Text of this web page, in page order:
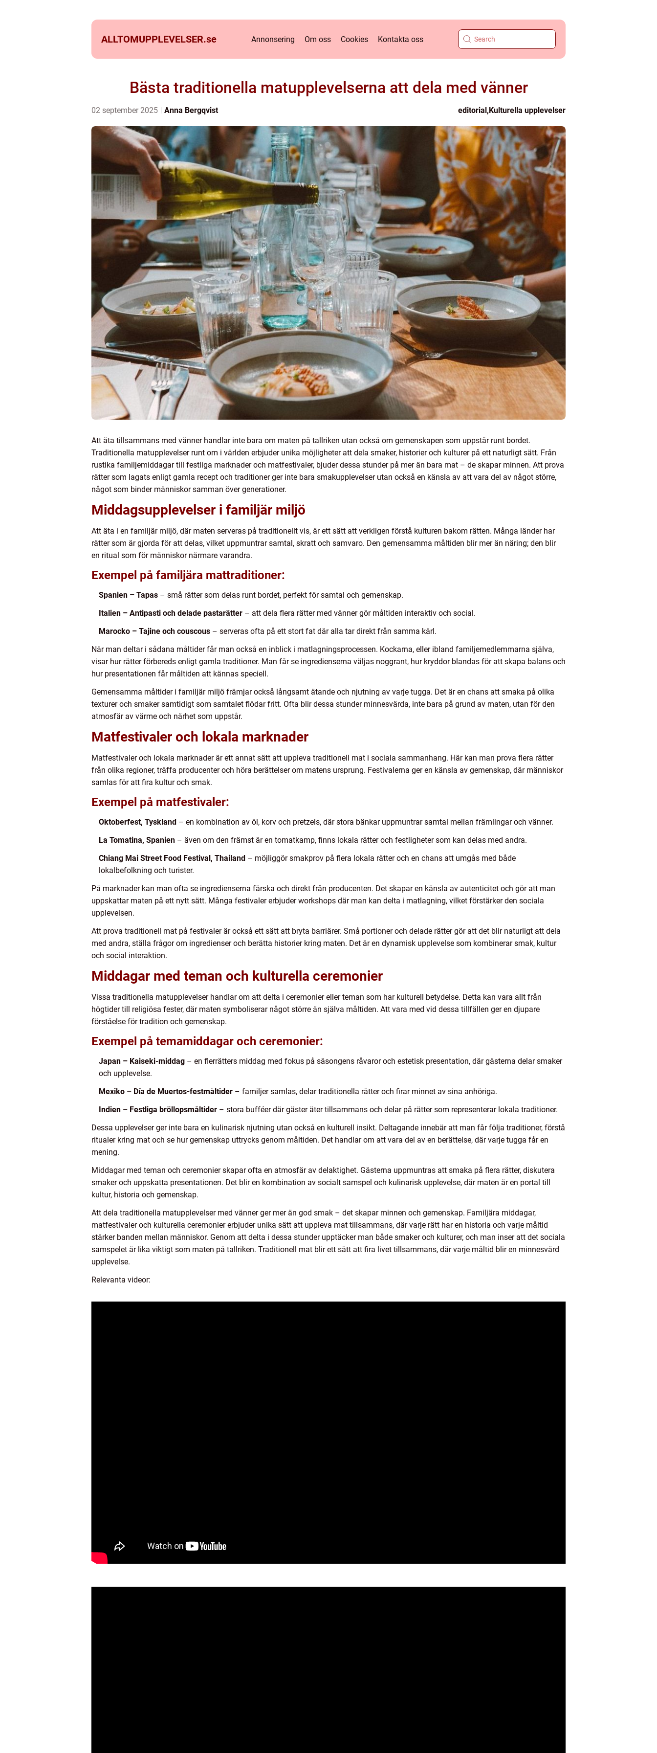
ALLTOMUPPLEVELSER.se Annonsering Om oss Cookies Kontakta oss
Bästa traditionella matupplevelserna att dela med vänner
02 september 2025 Anna Bergqvist editorial,Kulturella upplevelser
Att äta tillsammans med vänner handlar inte bara om maten på tallriken utan också om gemenskapen som uppstår runt bordet.
Traditionella matupplevelser runt om i världen erbjuder unika möjligheter att dela smaker, historier och kulturer på ett naturligt sätt. Från
rustika familjemiddagar till festliga marknader och matfestivaler, bjuder dessa stunder på mer än bara mat – de skapar minnen. Att prova
rätter som lagats enligt gamla recept och traditioner ger inte bara smakupplevelser utan också en känsla av att vara del av något större,
något som binder människor samman över generationer.
Middagsupplevelser i familjär miljö
Att äta i en familjär miljö, där maten serveras på traditionellt vis, är ett sätt att verkligen förstå kulturen bakom rätten. Många länder har
rätter som är gjorda för att delas, vilket uppmuntrar samtal, skratt och samvaro. Den gemensamma måltiden blir mer än näring; den blir
en ritual som för människor närmare varandra.
Exempel på familjära mattraditioner:
Spanien – Tapas – små rätter som delas runt bordet, perfekt för samtal och gemenskap.
Italien – Antipasti och delade pastarätter – att dela flera rätter med vänner gör måltiden interaktiv och social.
Marocko – Tajine och couscous – serveras ofta på ett stort fat där alla tar direkt från samma kärl.
När man deltar i sådana måltider får man också en inblick i matlagningsprocessen. Kockarna, eller ibland familjemedlemmarna själva,
visar hur rätter förbereds enligt gamla traditioner. Man får se ingredienserna väljas noggrant, hur kryddor blandas för att skapa balans och
hur presentationen får måltiden att kännas speciell.
Gemensamma måltider i familjär miljö främjar också långsamt ätande och njutning av varje tugga. Det är en chans att smaka på olika
texturer och smaker samtidigt som samtalet flödar fritt. Ofta blir dessa stunder minnesvärda, inte bara på grund av maten, utan för den
atmosfär av värme och närhet som uppstår.
Matfestivaler och lokala marknader
Matfestivaler och lokala marknader är ett annat sätt att uppleva traditionell mat i sociala sammanhang. Här kan man prova flera rätter
från olika regioner, träffa producenter och höra berättelser om matens ursprung. Festivalerna ger en känsla av gemenskap, där människor
samlas för att fira kultur och smak.
Exempel på matfestivaler:
Oktoberfest, Tyskland – en kombination av öl, korv och pretzels, där stora bänkar uppmuntrar samtal mellan främlingar och vänner.
La Tomatina, Spanien – även om den främst är en tomatkamp, finns lokala rätter och festligheter som kan delas med andra.
Chiang Mai Street Food Festival, Thailand – möjliggör smakprov på flera lokala rätter och en chans att umgås med både
lokalbefolkning och turister.
På marknader kan man ofta se ingredienserna färska och direkt från producenten. Det skapar en känsla av autenticitet och gör att man
uppskattar maten på ett nytt sätt. Många festivaler erbjuder workshops där man kan delta i matlagning, vilket förstärker den sociala
upplevelsen.
Att prova traditionell mat på festivaler är också ett sätt att bryta barriärer. Små portioner och delade rätter gör att det blir naturligt att dela
med andra, ställa frågor om ingredienser och berätta historier kring maten. Det är en dynamisk upplevelse som kombinerar smak, kultur
och social interaktion.
Middagar med teman och kulturella ceremonier
Vissa traditionella matupplevelser handlar om att delta i ceremonier eller teman som har kulturell betydelse. Detta kan vara allt från
högtider till religiösa fester, där maten symboliserar något större än själva måltiden. Att vara med vid dessa tillfällen ger en djupare
förståelse för tradition och gemenskap.
Exempel på temamiddagar och ceremonier:
Japan – Kaiseki-middag – en flerrätters middag med fokus på säsongens råvaror och estetisk presentation, där gästerna delar smaker
och upplevelse.
Mexiko – Día de Muertos-festmåltider – familjer samlas, delar traditionella rätter och firar minnet av sina anhöriga.
Indien – Festliga bröllopsmåltider – stora bufféer där gäster äter tillsammans och delar på rätter som representerar lokala traditioner.
Dessa upplevelser ger inte bara en kulinarisk njutning utan också en kulturell insikt. Deltagande innebär att man får följa traditioner, förstå
ritualer kring mat och se hur gemenskap uttrycks genom måltiden. Det handlar om att vara del av en berättelse, där varje tugga får en
mening.
Middagar med teman och ceremonier skapar ofta en atmosfär av delaktighet. Gästerna uppmuntras att smaka på flera rätter, diskutera
smaker och uppskatta presentationen. Det blir en kombination av socialt samspel och kulinarisk upplevelse, där maten är en portal till
kultur, historia och gemenskap.
Att dela traditionella matupplevelser med vänner ger mer än god smak – det skapar minnen och gemenskap. Familjära middagar,
matfestivaler och kulturella ceremonier erbjuder unika sätt att uppleva mat tillsammans, där varje rätt har en historia och varje måltid
stärker banden mellan människor. Genom att delta i dessa stunder upptäcker man både smaker och kulturer, och man inser att det sociala
samspelet är lika viktigt som maten på tallriken. Traditionell mat blir ett sätt att fira livet tillsammans, där varje måltid blir en minnesvärd
upplevelse.
Relevanta videor: